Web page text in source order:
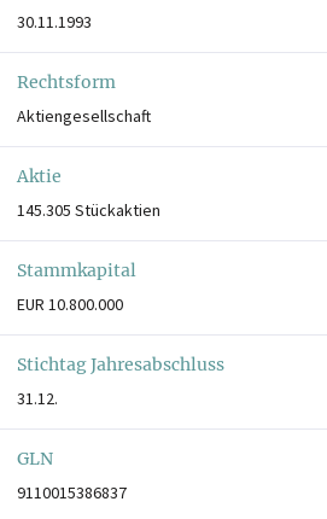
30.11.1993
Rechtsform
Aktiengesellschaft
Aktie
145.305 Stückaktien
Stammkapital
EUR 10.800.000
Stichtag Jahresabschluss
31.12.
GLN
9110015386837